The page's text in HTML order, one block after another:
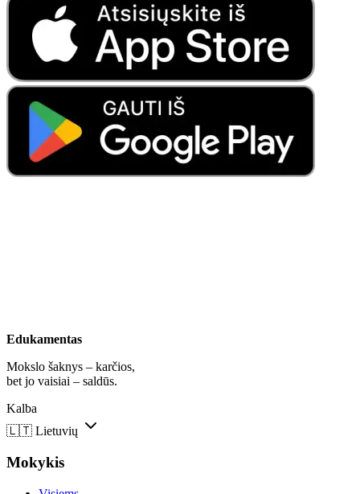
Edukamentas
Mokslo šaknys – karčios,
bet jo vaisiai – saldūs.
Kalba
🇱🇹 Lietuvių
Mokykis